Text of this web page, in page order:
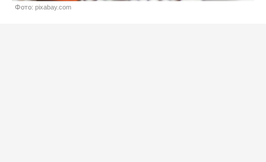
Фото: pixabay.com